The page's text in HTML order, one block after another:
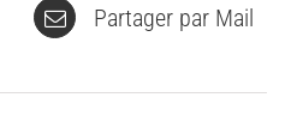
Partager par Mail